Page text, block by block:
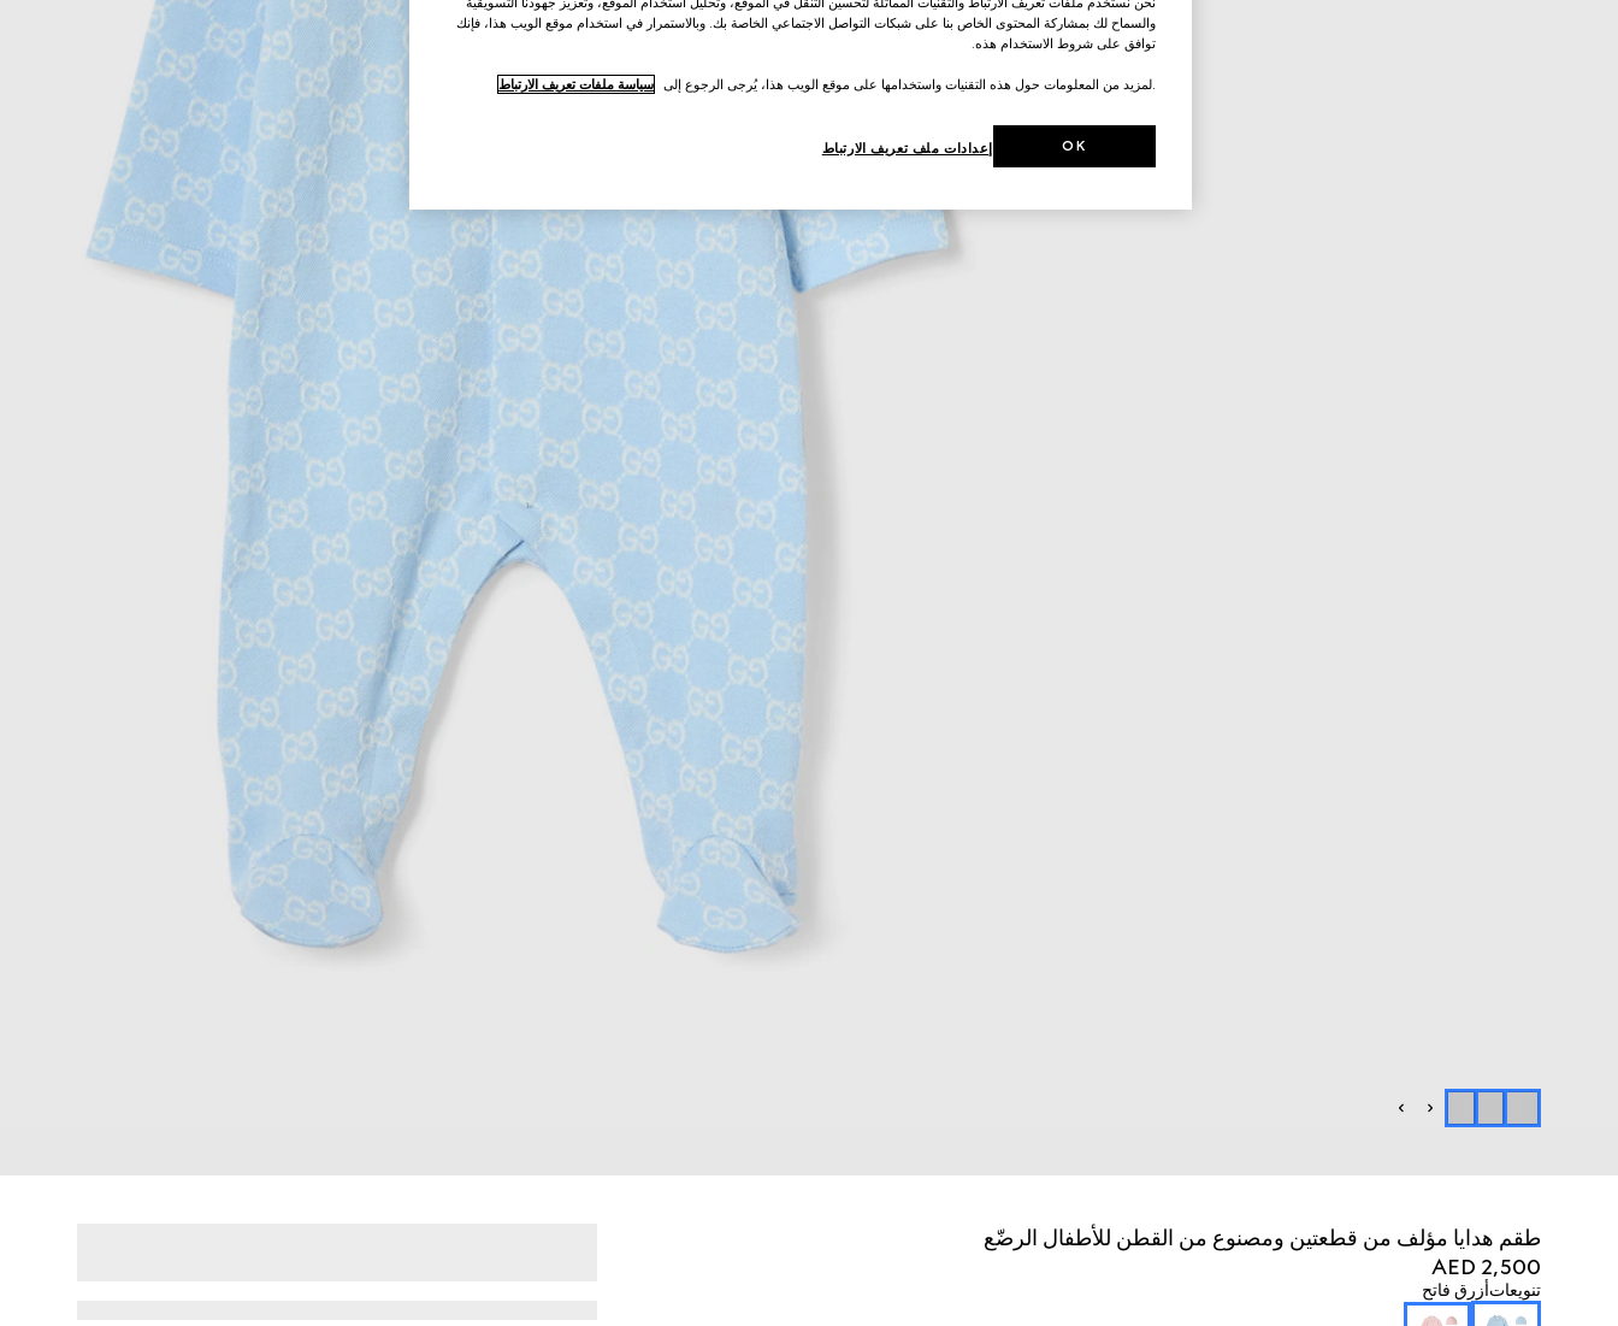
طقم هدايا مؤلف من قطعتين ومصنوع من القطن للأطفال الرضّع
AED 2,500
تنويعاتأزرق فاتح
والسماح لك بمشاركة المحتوى الخاص بنا على شبكات التواصل الاجتماعي الخاصة بك. وبالاستمرار في استخدام موقع الويب هذا، فإنك
توافق على شروط الاستخدام هذه.
.لمزيد من المعلومات حول هذه التقنيات واستخدامها على موقع الويب هذا، يُرجى الرجوع إلى سياسة ملفات تعريف الارتباط
إعدادات ملف تعريف الارتباط OK